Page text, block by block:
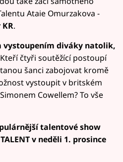
Ataie Omurzakova -
.
vystoupením diváky natolik,
Kteří čtyři soutěžící postoupí
šanci zabojovat kromě
vystoupit v britském
Cowellem? To vše
talentové show
TALENT v neděli 1. prosince